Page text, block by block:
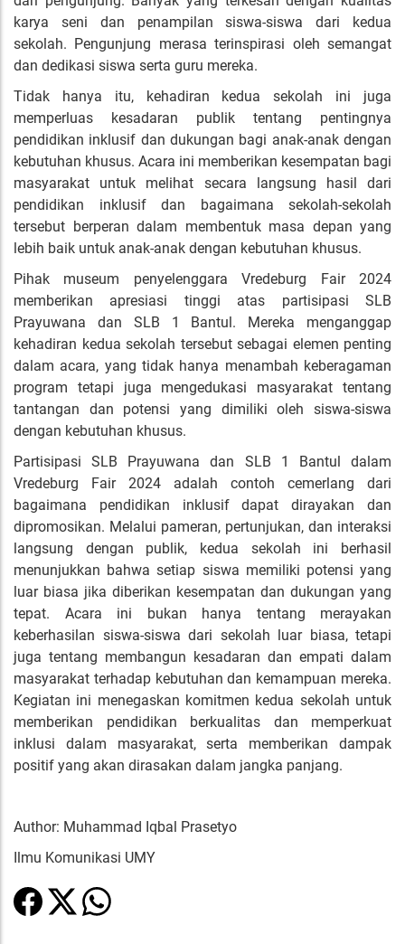
karya seni dan penampilan siswa-siswa dari kedua
sekolah. Pengunjung merasa terinspirasi oleh semangat
dan dedikasi siswa serta guru mereka.
Tidak hanya itu, kehadiran kedua sekolah ini juga
memperluas kesadaran publik tentang pentingnya
pendidikan inklusif dan dukungan bagi anak-anak dengan
kebutuhan khusus. Acara ini memberikan kesempatan bagi
masyarakat untuk melihat secara langsung hasil dari
pendidikan inklusif dan bagaimana sekolah-sekolah
tersebut berperan dalam membentuk masa depan yang
lebih baik untuk anak-anak dengan kebutuhan khusus.
Pihak museum penyelenggara Vredeburg Fair 2024
memberikan apresiasi tinggi atas partisipasi SLB
Prayuwana dan SLB 1 Bantul. Mereka menganggap
kehadiran kedua sekolah tersebut sebagai elemen penting
dalam acara, yang tidak hanya menambah keberagaman
program tetapi juga mengedukasi masyarakat tentang
tantangan dan potensi yang dimiliki oleh siswa-siswa
dengan kebutuhan khusus.
Partisipasi SLB Prayuwana dan SLB 1 Bantul dalam
Vredeburg Fair 2024 adalah contoh cemerlang dari
bagaimana pendidikan inklusif dapat dirayakan dan
dipromosikan. Melalui pameran, pertunjukan, dan interaksi
langsung dengan publik, kedua sekolah ini berhasil
menunjukkan bahwa setiap siswa memiliki potensi yang
luar biasa jika diberikan kesempatan dan dukungan yang
tepat. Acara ini bukan hanya tentang merayakan
keberhasilan siswa-siswa dari sekolah luar biasa, tetapi
juga tentang membangun kesadaran dan empati dalam
masyarakat terhadap kebutuhan dan kemampuan mereka.
Kegiatan ini menegaskan komitmen kedua sekolah untuk
memberikan pendidikan berkualitas dan memperkuat
inklusi dalam masyarakat, serta memberikan dampak
positif yang akan dirasakan dalam jangka panjang.
Author: Muhammad Iqbal Prasetyo
Ilmu Komunikasi UMY